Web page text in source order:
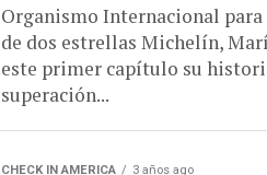
Organismo Internacional
de dos estrellas Michelín,
este primer capítulo su
superación...
CHECK IN AMERICA 3 años ago